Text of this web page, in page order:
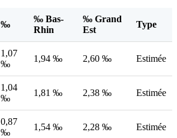
‰
‰ Bas-
Rhin
‰ Grand
Est
Type
1,07
‰
1,94 ‰ 2,60 ‰ Estimée
1,04
‰
1,81 ‰ 2,38 ‰ Estimée
0,87
‰
1,54 ‰ 2,28 ‰ Estimée